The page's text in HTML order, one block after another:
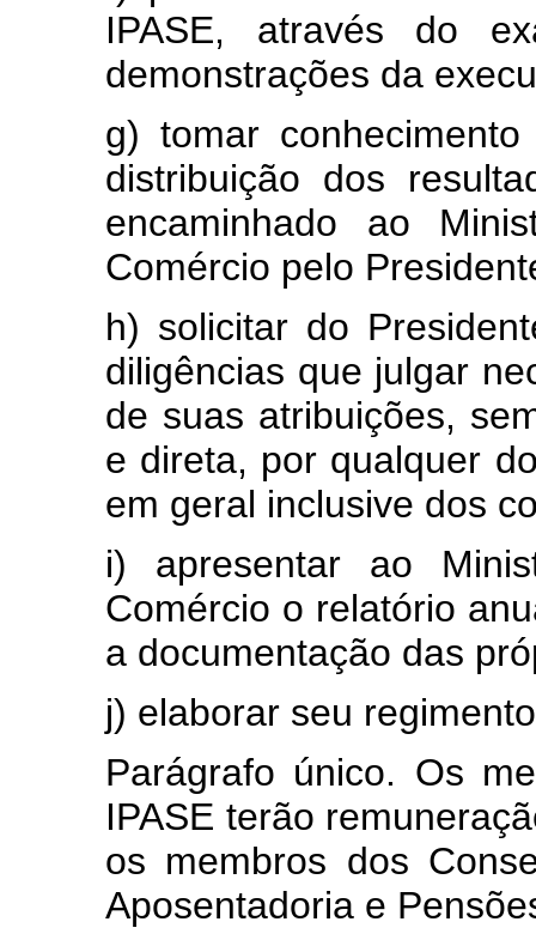
IPASE, através do
demonstrações da
g) tomar
distribuição dos
encaminhado ao
Comércio pelo
h) solicitar do
diligências que julgar
de suas atribuições,
e direta, por qualquer
em geral inclusive dos
i) apresentar ao
Comércio o relatório
a documentação das
j) elaborar seu
Parágrafo único. Os
IPASE terão
os membros dos
Aposentadoria e